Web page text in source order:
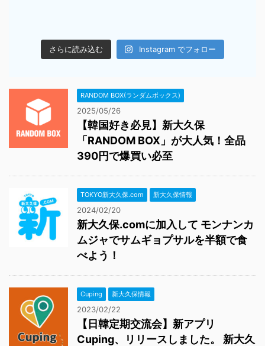
さらに読み込む Instagram でフォロー
RANDOM BOX(ランダムボックス)
2025/05/26
【韓国好き必見】新大久保
「RANDOM BOX」が大人気！全品
390円で爆買い必至
TOKYO新大久保.com 新大久保情報
2024/02/20
新大久保.comに加入して モンナンカ
ムジャでサムギョプサルを半額で食
べよう！
Cuping 新大久保情報
2023/02/22
【日韓定期交流会】新アプリ
Cuping、リリースしました。 新大久